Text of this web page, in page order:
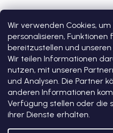
Wir verwenden Cookies,
personalisieren, Funktionen
bereitzustellen und
Wir teilen Informationen
nutzen, mit unseren
und Analysen. Die Partner
anderen Informationen
Verfügung stellen oder die
ihrer Dienste erhalten.